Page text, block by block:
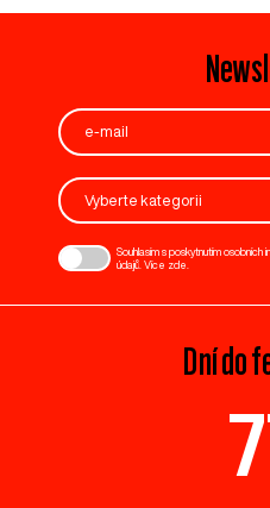
Vyberte kategorii
Souhlasím s poskytnutím
údajů. Více zde
Dní do